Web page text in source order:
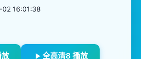
16:01:38
全高清8 播放